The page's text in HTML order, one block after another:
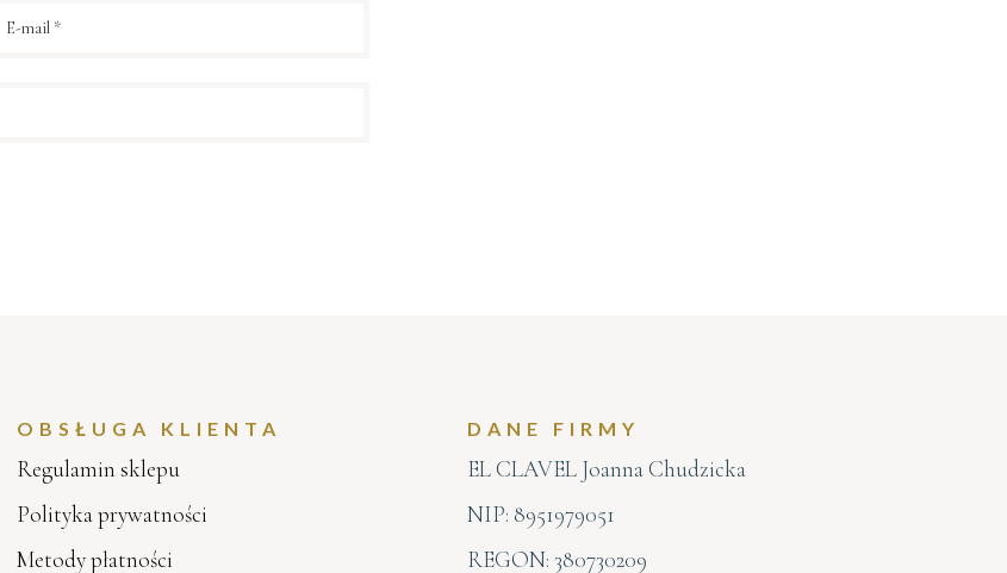
OBSŁUGA KLIENTA
Regulamin sklepu
Polityka prywatności
Metody płatności
DANE FIRMY
EL CLAVEL Joanna Chudzicka
NIP: 8951979051
REGON: 380730209